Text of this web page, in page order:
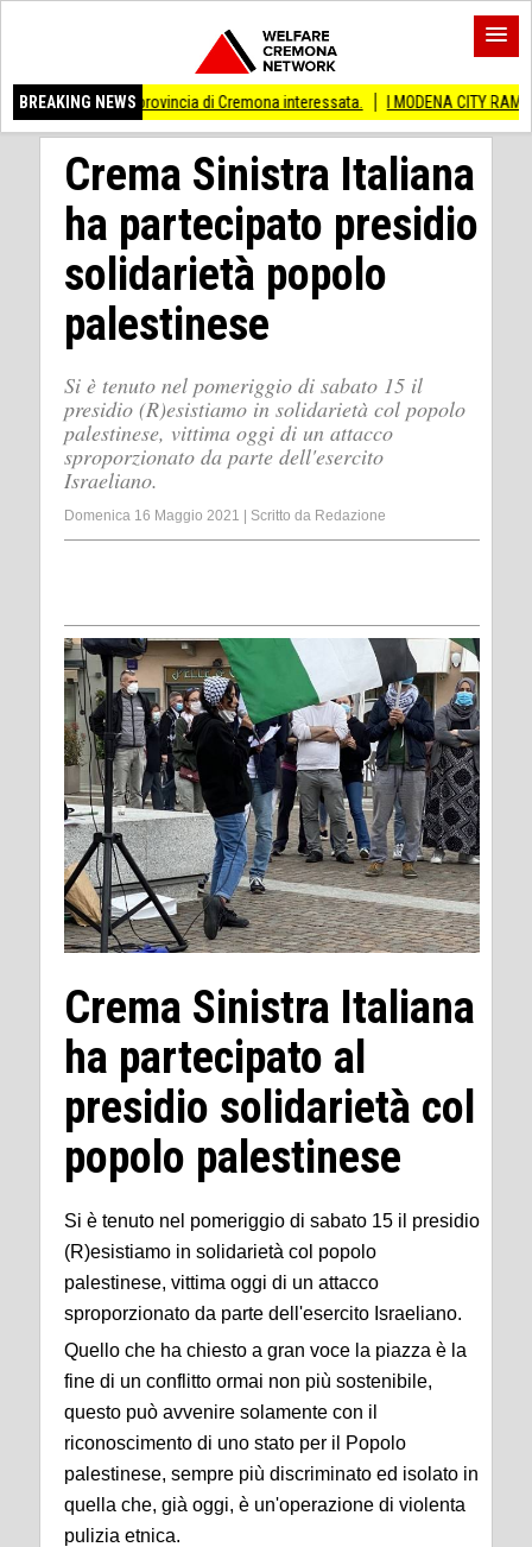
BREAKING NEWS
provincia di Cremona interessata. I MODENA CITY RAMBLERS
Crema Sinistra Italiana
ha partecipato presidio
solidarietà popolo
palestinese
Si è tenuto nel pomeriggio di sabato 15 il
presidio (R)esistiamo in solidarietà col popolo
palestinese, vittima oggi di un attacco
sproporzionato da parte dell'esercito
Israeliano.
Domenica 16 Maggio 2021 Scritto da Redazione
Crema Sinistra Italiana
ha partecipato al
presidio solidarietà col
popolo palestinese
Si è tenuto nel pomeriggio di sabato 15 il presidio
(R)esistiamo in solidarietà col popolo
palestinese, vittima oggi di un attacco
sproporzionato da parte dell'esercito Israeliano.
Quello che ha chiesto a gran voce la piazza è la
fine di un conflitto ormai non più sostenibile,
questo può avvenire solamente con il
riconoscimento di uno stato per il Popolo
palestinese, sempre più discriminato ed isolato in
quella che, già oggi, è un'operazione di violenta
pulizia etnica.